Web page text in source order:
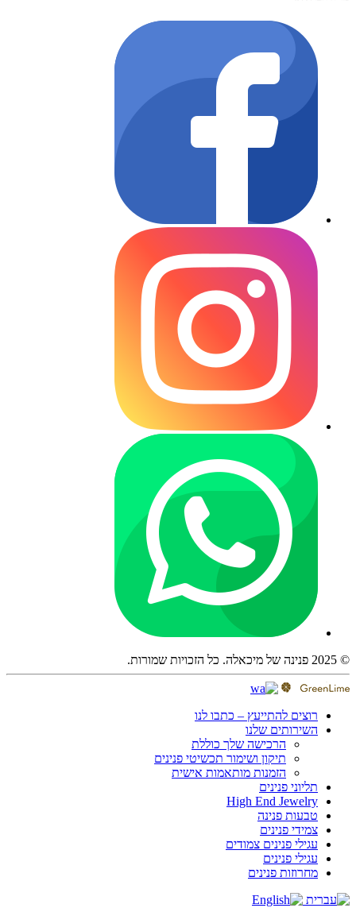
© 2025 פנינה של מיכאלה. כל הזכויות שמורות.
רוצים להתייעץ – כתבו לנו
השירותים שלנו
הרכישה שלך כוללת
תיקון ושימור תכשיטי פנינים
הזמנות מותאמות אישית
תליוני פנינים
High End Jewelry
טבעות פנינה
צמידי פנינים
עגילי פנינים צמודים
עגילי פנינים
מחרוזות פנינים